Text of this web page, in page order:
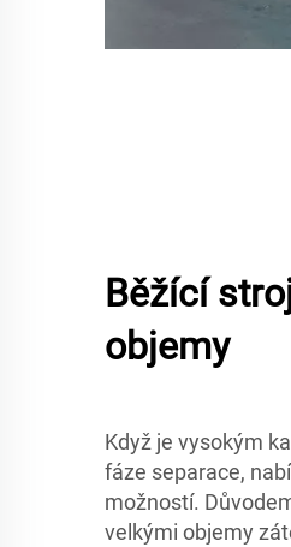
Běžící
objemy
Když je vysokým
fáze separace,
možností.
velkými objemy